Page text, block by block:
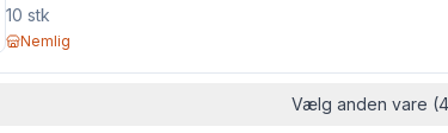
10 stk
Nemlig
Vælg anden vare